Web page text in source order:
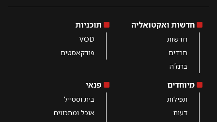
חדשות ואקטואליה
חדשות
חרדים
ברנז´ה
תוכניות
VOD
פודקאסטים
מיוחדים
תפילות
דעות
פנאי
בית וסטייל
אוכל ומתכונים